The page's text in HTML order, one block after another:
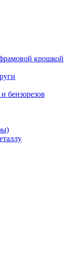
крошкой
бензорезов